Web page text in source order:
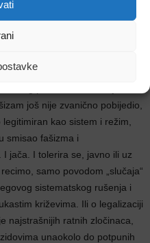
generacija koje su došle i onih
još nije zvanično pobijedio,
kao sistem i režim,
smisao fašizma i
jača. I tolerira se, javno ili uz
samo povodom „slučaja“
sistematskog rušenja i
križevima. Ili o legalizaciji
najstrašnijih ratnih zločinaca,
unaokolo do potpunih